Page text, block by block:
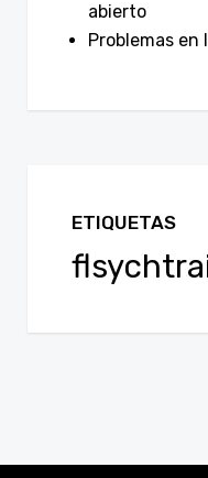
abierto
Problemas
ETIQUETAS